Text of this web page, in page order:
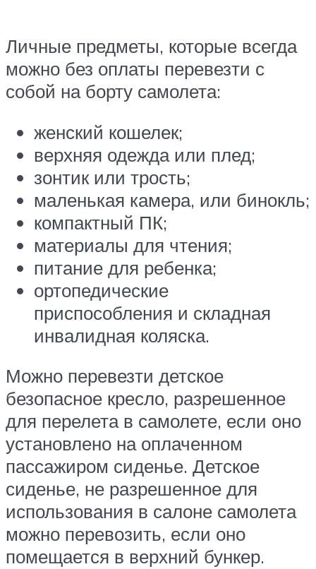
Личные предметы, которые всегда
можно без оплаты перевезти с
собой на борту самолета:
женский кошелек;
верхняя одежда или плед;
зонтик или трость;
маленькая камера, или бинокль;
компактный ПК;
материалы для чтения;
питание для ребенка;
ортопедические
приспособления и складная
инвалидная коляска.
Можно перевезти детское
безопасное кресло, разрешенное
для перелета в самолете, если оно
установлено на оплаченном
пассажиром сиденье. Детское
сиденье, не разрешенное для
использования в салоне самолета
можно перевозить, если оно
помещается в верхний бункер.